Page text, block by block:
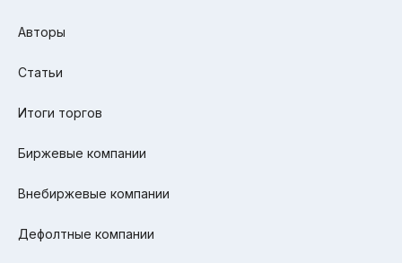
Авторы
Статьи
Итоги торгов
Биржевые компании
Внебиржевые компании
Дефолтные компании